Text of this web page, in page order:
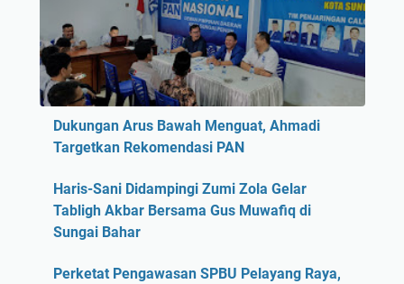
Dukungan Arus Bawah Menguat, Ahmadi
Targetkan Rekomendasi PAN
Haris-Sani Didampingi Zumi Zola Gelar
Tabligh Akbar Bersama Gus Muwafiq di
Sungai Bahar
Perketat Pengawasan SPBU Pelayang Raya,